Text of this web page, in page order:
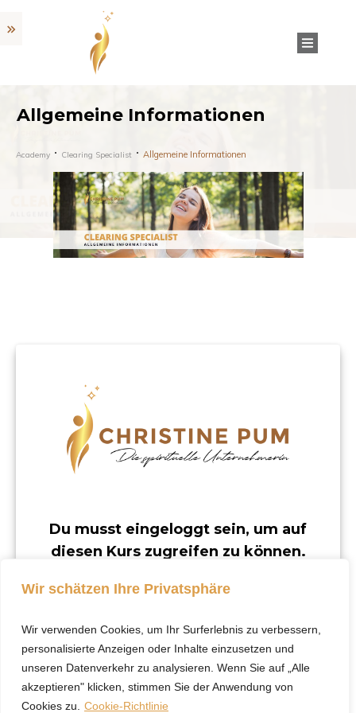
Wir schätzen Ihre Privatsphäre
Wir verwenden Cookies, um Ihr Surferlebnis zu verbessern,
personalisierte Anzeigen oder Inhalte einzusetzen und
unseren Datenverkehr zu analysieren. Wenn Sie auf „Alle
akzeptieren" klicken, stimmen Sie der Anwendung von
Cookies zu.
Cookie-Richtlinie
Allgemeine Informationen
Academy Clearing Specialist Allgemeine Informationen
Du musst eingeloggt sein, um auf
diesen Kurs zugreifen zu können.
verfügbar.
Klicke hier, um dich
einzuloggen.